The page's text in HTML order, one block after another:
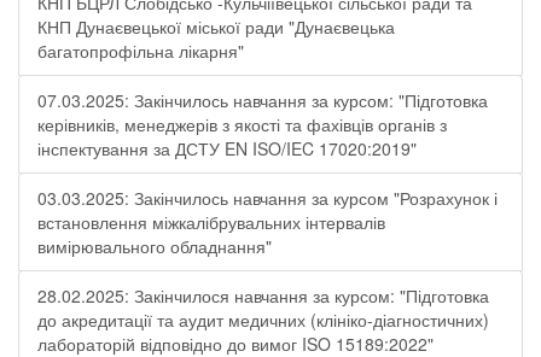
КНП Дунаєвецької міської ради "Дунаєвецька
багатопрофільна лікарня"
07.03.2025: Закінчилось навчання за курсом: "Підготовка
керівників, менеджерів з якості та фахівців органів з
інспектування за ДСТУ EN ISO/IEC 17020:2019"
03.03.2025: Закінчилось навчання за курсом "Розрахунок і
встановлення міжкалібрувальних інтервалів
вимірювального обладнання"
28.02.2025: Закінчилося навчання за курсом: "Підготовка
до акредитації та аудит медичних (клініко-діагностичних)
лабораторій відповідно до вимог ISO 15189:2022"